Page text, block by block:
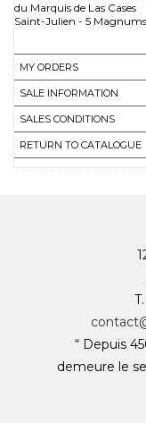
du Marquis de Las Cases
Saint-Julien - 5
MY ORDERS
SALE INFORMATION
SALES CONDITIONS
RETURN TO CATALOGUE
“ Depuis
demeure le